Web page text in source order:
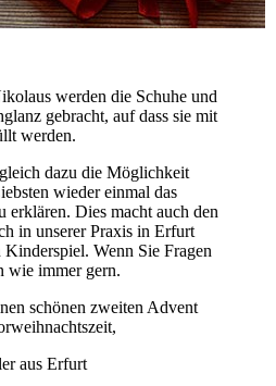
werden die Schuhe und
gebracht, auf dass sie mit
werden.
dazu die Möglichkeit
wieder einmal das
erklären. Dies macht auch den
in unserer Praxis in Erfurt
Wenn Sie Fragen
wie immer gern.
schönen zweiten Advent
aus Erfurt